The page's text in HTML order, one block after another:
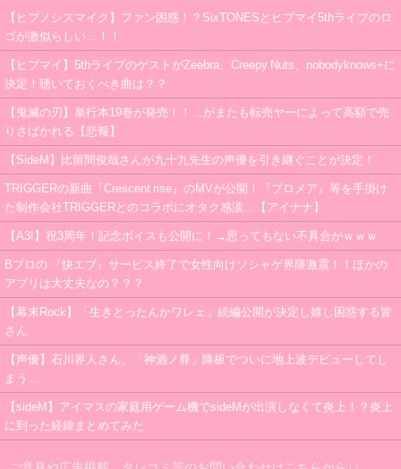
【ヒプノシスマイク】ファン困惑！？SixTONESとヒプマイ5thライブのロ
ゴが激似らしい…！！
【ヒプマイ】5thライブのゲストがZeebra、Creepy Nuts、nobodyknows+に
決定！聴いておくべき曲は？？
【鬼滅の刃】単行本19巻が発売！！…がまたも転売ヤーによって高額で売
りさばかれる【悲報】
【SideM】比留間俊哉さんが九十九先生の声優を引き継ぐことが決定！
TRIGGERの新曲『Crescent rise』のMVが公開！『プロメア』等を手掛け
た制作会社TRIGGERとのコラボにオタク感涙…【アイナナ】
【A3!】祝3周年！記念ボイスも公開に！→思ってもない不具合がｗｗｗ
Bプロの 『快エブ』サービス終了で女性向けソシャゲ界隈激震！！ほかの
アプリは大丈夫なの？？？
【幕末Rock】「生きとったんかワレェ」続編公開が決定し嬉し困惑する皆
さん
【声優】石川界人さん、「神酒ノ尊」降板でついに地上波デビューしてし
まう…
【sideM】アイマスの家庭用ゲーム機でsideMが出演しなくて炎上！？炎上
に到った経緯まとめてみた